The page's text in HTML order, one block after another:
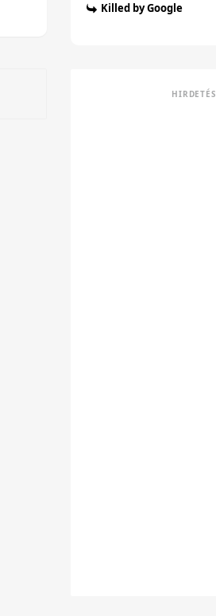
Killed by Google
HIRDETÉS